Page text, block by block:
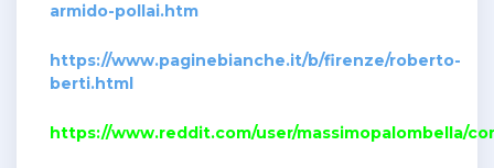
armido-pollai.htm
https://www.paginebianche.it/b/firenze/roberto-
berti.html
https://www.reddit.com/user/massimopalombella/